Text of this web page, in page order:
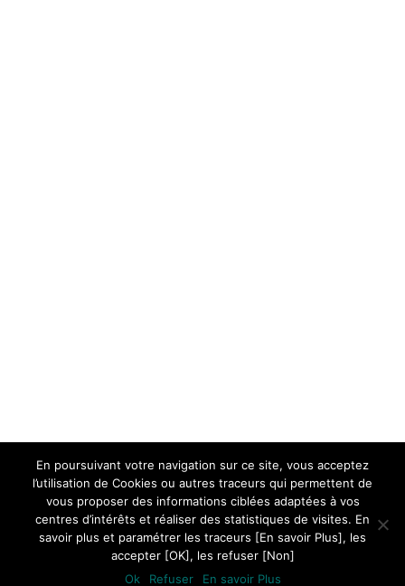
En poursuivant votre navigation sur ce site, vous acceptez
l’utilisation de Cookies ou autres traceurs qui permettent de
vous proposer des informations ciblées adaptées à vos
centres d’intérêts et réaliser des statistiques de visites. En
savoir plus et paramétrer les traceurs [En savoir Plus], les
accepter [OK], les refuser [Non]
Ok
Refuser En savoir Plus